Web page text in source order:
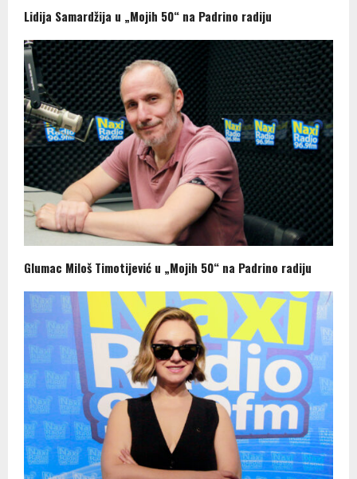
Lidija Samardžija u „Mojih 50“ na Padrino radiju
Glumac Miloš Timotijević u „Mojih 50“ na Padrino radiju